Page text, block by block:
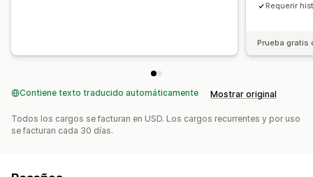
Requerir
Prueba gratis
Contiene texto traducido automáticamente Mostrar original
Todos los cargos se facturan en USD. Los cargos recurrentes y por uso
se facturan cada 30 días.